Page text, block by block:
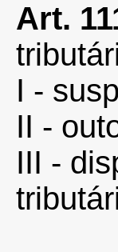
Art.
I -
II -
III -